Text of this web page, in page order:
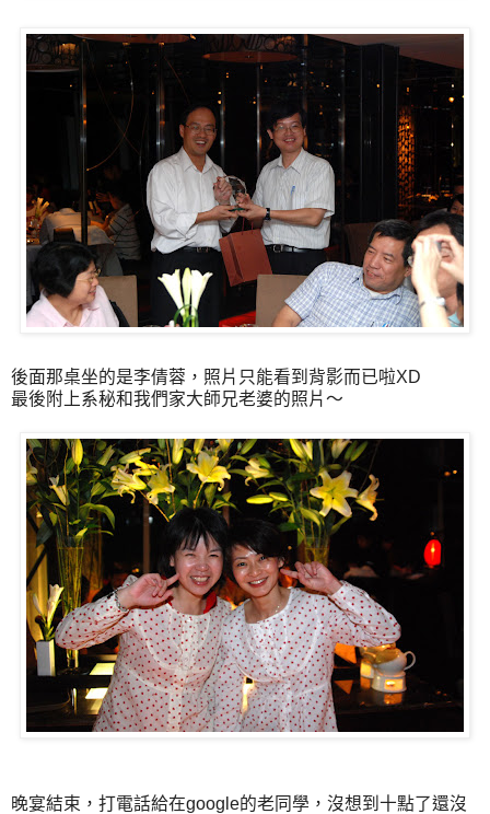
後面那桌坐的是李倩蓉，照片只能看到背影而已啦XD
最後附上系秘和我們家大師兄老婆的照片～
晚宴結束，打電話給在google的老同學，沒想到十點了還沒